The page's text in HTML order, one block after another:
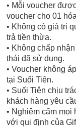
• Mỗi voucher
voucher cho 01
• Không có giá trị
trả tiền thừa.
• Không chấp
thái đã sử dụng.
• Voucher không
tại Suối Tiên.
• Suối Tiên chịu
khách hàng yêu
• Nghiêm cấm
với qui định của